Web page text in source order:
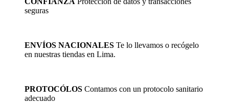
seguras
ENVÍOS NACIONALES Te lo llevamos o recógelo
en nuestras tiendas en Lima.
PROTOCÓLOS Contamos con un protocolo sanitario
adecuado